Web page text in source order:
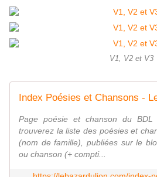
V1, V2 et V3
Index Poésies et Chansons -
Page poésie et chanson du
trouverez la liste des poésies et
(nom de famille), publiées sur le
ou chanson (+ compti...